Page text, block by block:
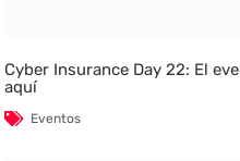
Cyber Insurance Day 22: El
aquí
Eventos